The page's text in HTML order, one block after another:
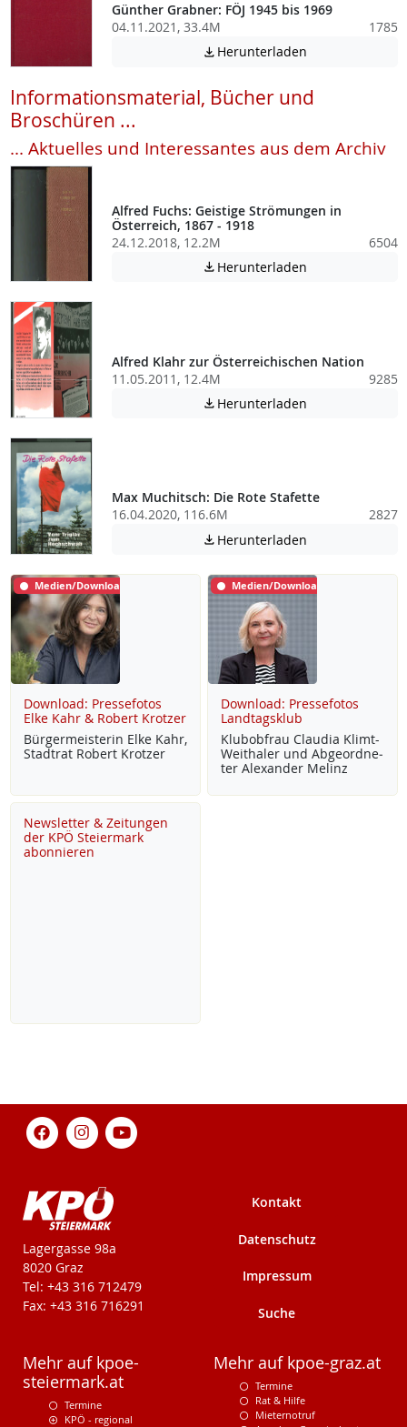
Günther Grabner: FÖJ 1945 bis 1969
04.11.2021, 33.4M
1785
 Herunterladen
Informationsmaterial, Bücher und
Broschüren ...
... Aktuelles und Interessantes aus dem Archiv
Alfred Fuchs: Geistige Strömungen in
Österreich, 1867 - 1918
24.12.2018, 12.2M
6504
 Herunterladen
Alfred Klahr zur Österreichischen Nation
11.05.2011, 12.4M
9285
 Herunterladen
Max Muchitsch: Die Rote Stafette
16.04.2020, 116.6M
2827
 Herunterladen
Medien/Download
Download: Pressefotos
Elke Kahr & Robert Krotzer
Bür­ger­meis­te­rin El­ke Kahr,
Stadt­rat Robert Krot­zer
Medien/Download
Download: Pressefotos
Landtagsklub
Klu­b­ob­frau Clau­dia Klimt-
Weitha­ler und Ab­ge­ord­ne­
ter Alex­an­der Me­linz
Newsletter & Zeitungen
der KPÖ Steiermark
abonnieren
KPÖ-Steiermark
Lagergasse 98a
8020 Graz
Tel: +43 316 712479
Fax: +43 316 716291
Kontakt
Datenschutz
Impressum
Suche
Mehr auf kpoe-
steiermark.at
Termine
KPÖ - regional
Mehr auf kpoe-graz.at
Termine
Rat & Hilfe
Mieternotruf